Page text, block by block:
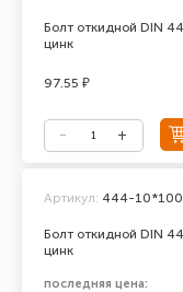
Болт откидной DIN
цинк
97.55 ₽
Болт откидной DIN
цинк
Артикул: 444-10*100
последняя цена: